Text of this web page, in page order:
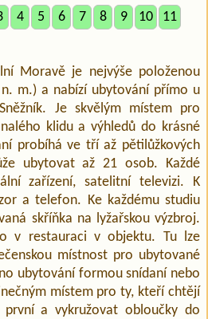
4 5 6 7 8 9 10
11
Moravě je nejvýše položenou
m.) a nabízí ubytování přímo u
Je skvělým místem pro
klidu a výhledů do krásné
probíhá ve tří až pětilůžkových
ubytovat až 21 osob. Každé
zařízení, satelitní televizi. K
a telefon. Ke každému studiu
skříňka na lyžařskou výzbroj.
v restauraci v objektu. Tu lze
místnost pro ubytované
ubytování formou snídaní nebo
místem pro ty, kteří chtějí
a vykružovat obloučky do